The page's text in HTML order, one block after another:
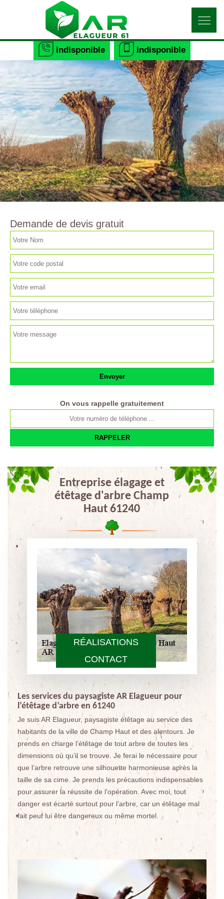
indisponible indisponible
RÉALISATIONS
CONTACT
Demande de devis gratuit
On vous rappelle gratuitement
Entreprise élagage et
étêtage d'arbre Champ
Haut 61240
Les services du paysagiste AR Elagueur pour
l’étêtage d’arbre en 61240
Je suis AR Elagueur, paysagiste étêtage au service des
habitants de la ville de Champ Haut et des alentours. Je
prends en charge l’étêtage de tout arbre de toutes les
dimensions où qu’il se trouve. Je ferai le nécessaire pour
que l’arbre retrouve une silhouette harmonieuse après la
taille de sa cime. Je prends les précautions indispensables
pour assurer la réussite de l’opération. Avec moi, tout
danger est écarté surtout pour l’arbre, car un étêtage mal
fait peut lui être dangereux ou même mortel.